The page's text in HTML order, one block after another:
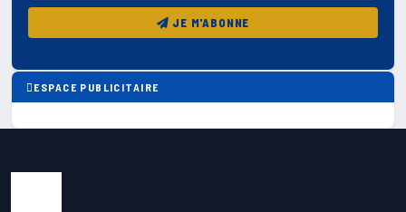
JE M'ABONNE
ESPACE PUBLICITAIRE